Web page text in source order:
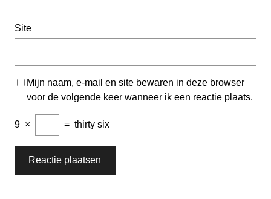
Site
Mijn naam, e-mail en site bewaren in deze browser
voor de volgende keer wanneer ik een reactie plaats.
9 × = thirty six